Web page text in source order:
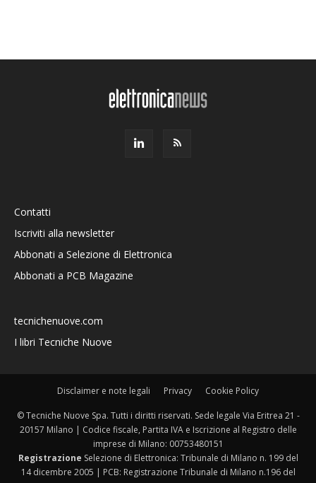
Contatti
Iscriviti alla newsletter
Abbonati a Selezione di Elettronica
Abbonati a PCB Magazine
tecnichenuove.com
I libri Tecniche Nuove
Disclaimer e note legali Privacy Cookie Policy
© Tecniche Nuove Spa. Tutti i diritti riservati. Sede legale Via Eritrea 21 -
20157 Milano | Codice fiscale, Partita IVA e Iscrizione al Registro delle
imprese di Milano: 00753480151
Registrazione Selezione di Elettronica: Tribunale di Milano n. 199 del
14 dicembre 2005 | PCB: Registrazione Tribunale di Milano n.196 del